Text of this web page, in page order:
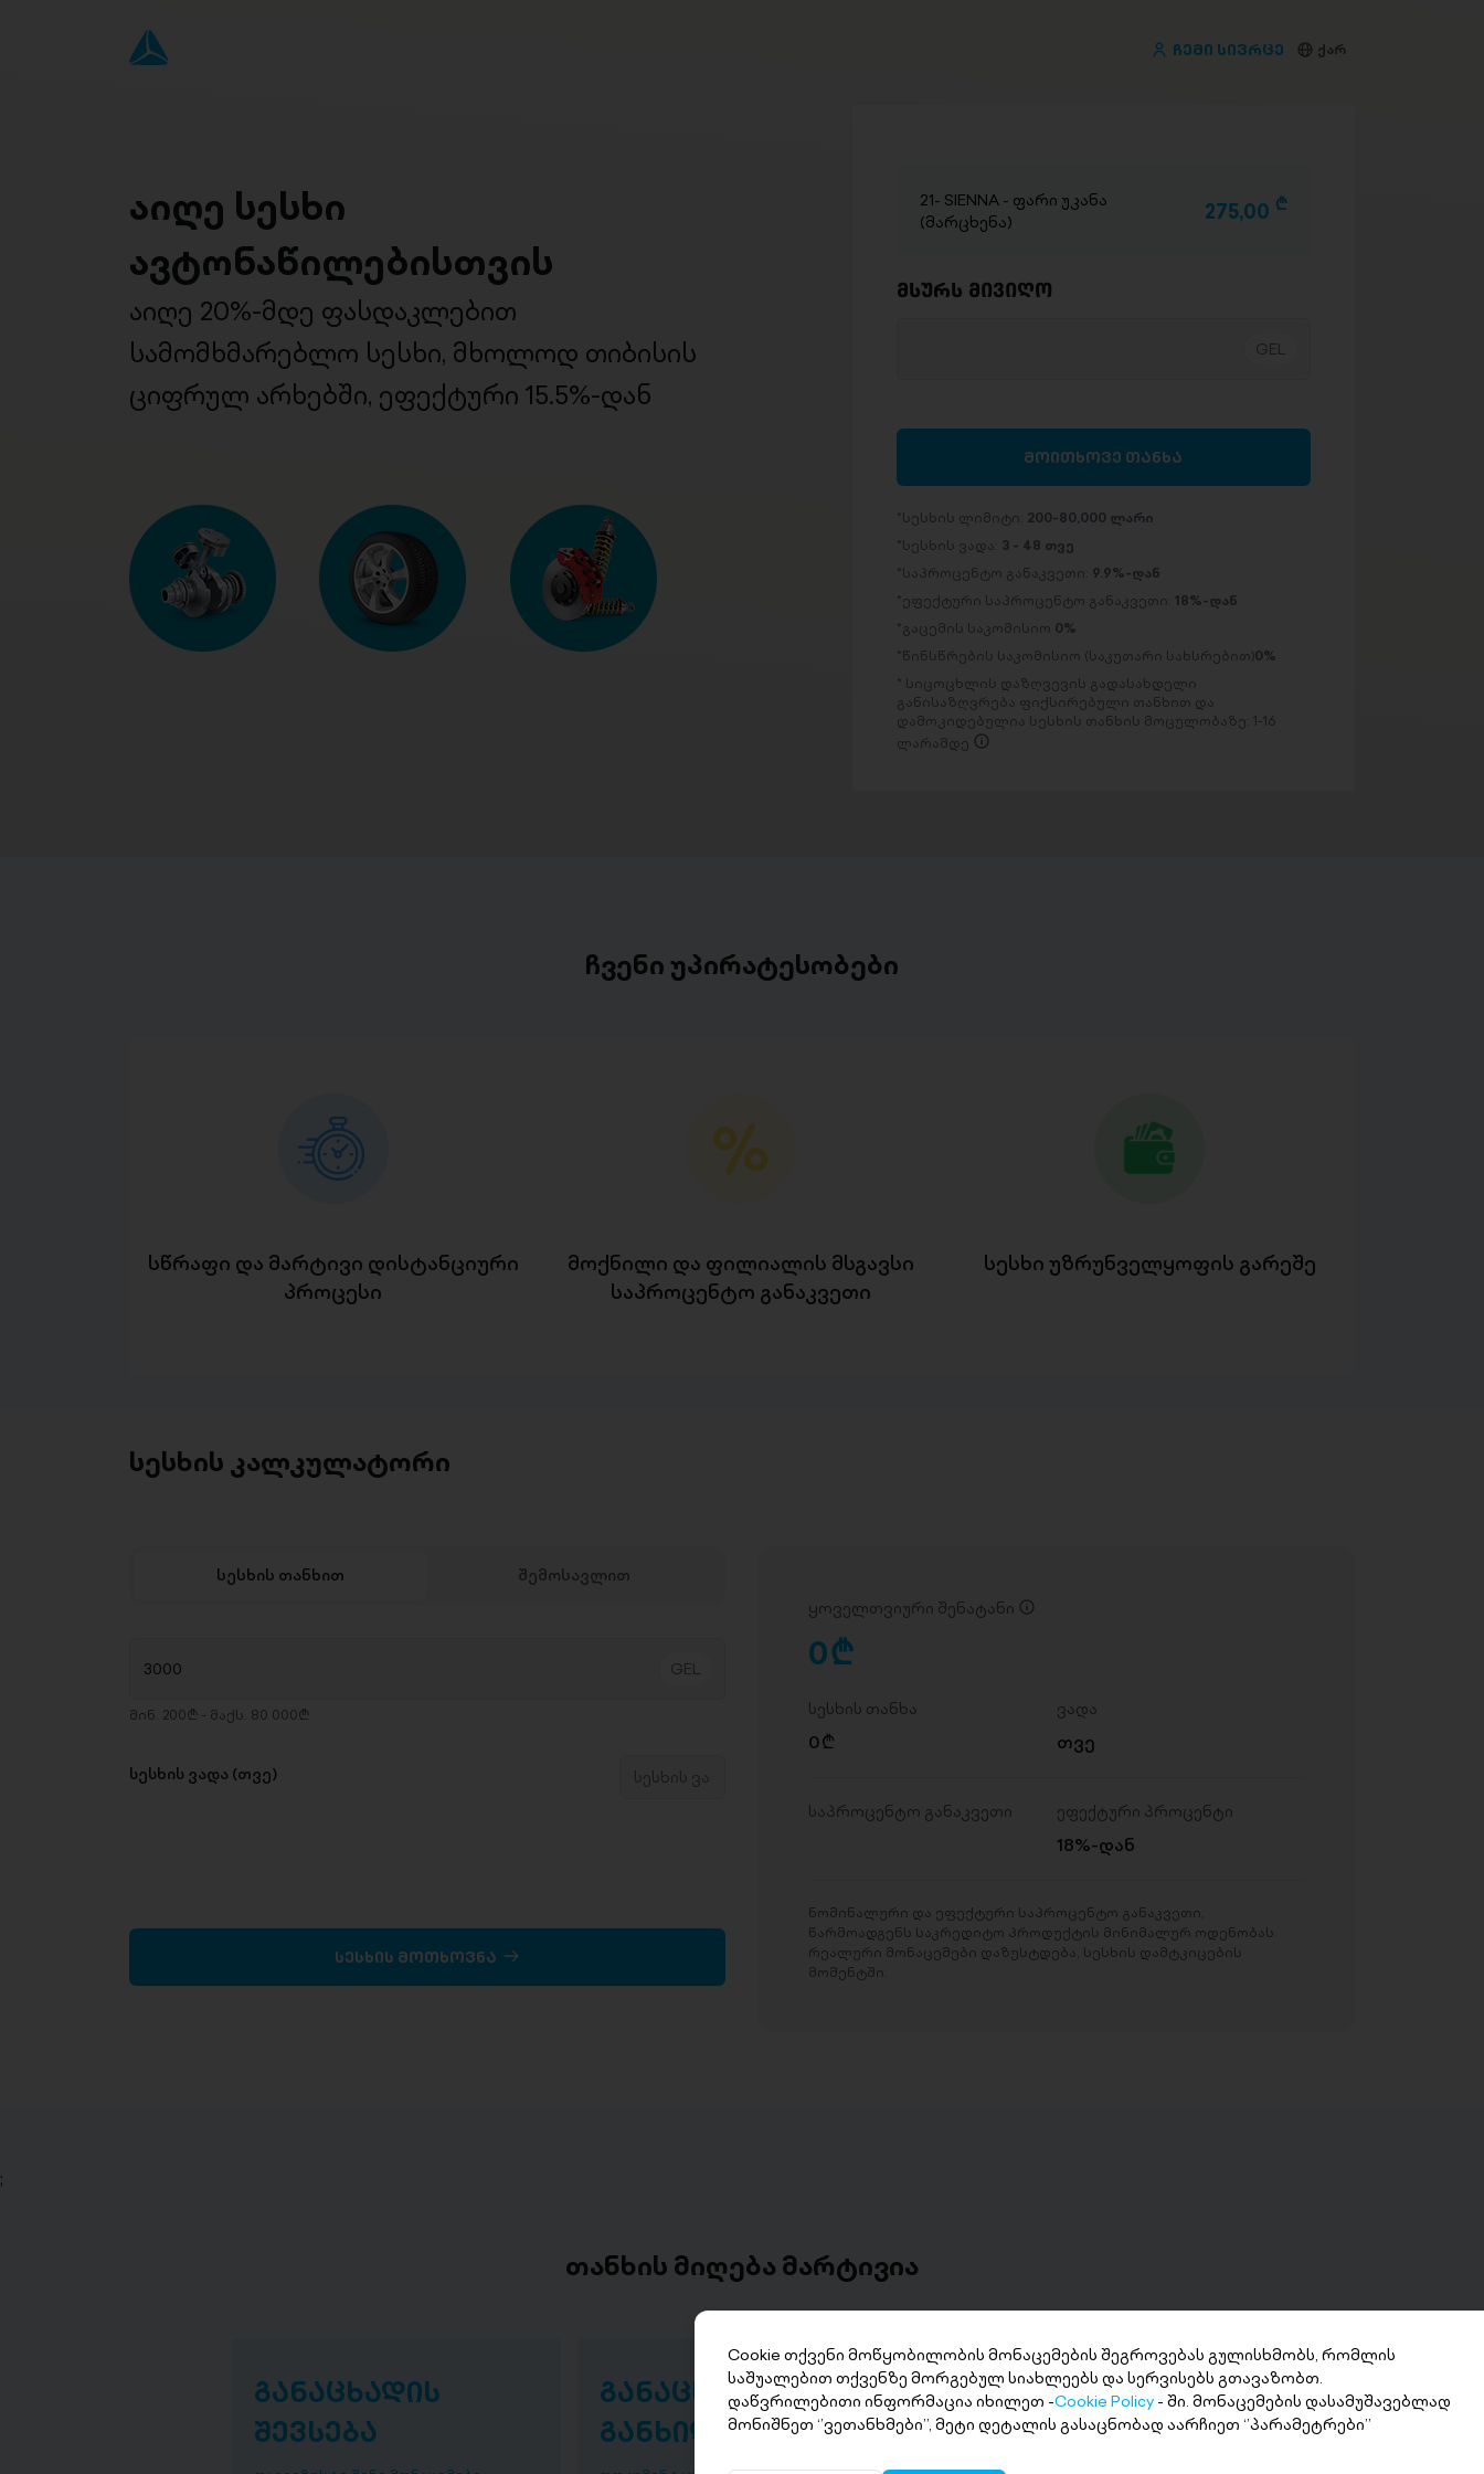
ჩემი სივრცე ქარ
აიღე სესხი
ავტონაწილებისთვის
აიღე 20%-მდე ფასდაკლებით
სამომხმარებლო სესხი, მხოლოდ თიბისის
ციფრულ არხებში, ეფექტური 15.5%-დან
21- SIENNA - ფარი უკანა
(მარცხენა)
275,00 D
მსურს მივიღო
მოითხოვე თანხა
სესხის ლიმიტი: 200-80,000 ლარი
სესხის ვადა: 3 - 48 თვე
საპროცენტო განაკვეთი: 9.9%-დან
ეფექტური საპროცენტო განაკვეთი: 18%-დან
გაცემის საკომისიო 0%
წინსწრების საკომისიო (საკუთარი სახსრებით)0%
სიცოცხლის დაზღვევის გადასახდელი
განისაზღვრება ფიქსირებული თანხით და
დამოკიდებულია სესხის თანხის მოცულობაზე: 1-16
ლარამდე
ჩვენი უპირატესობები
სწრაფი და მარტივი დისტანციური
პროცესი
მოქნილი და ფილიალის მსგავსი
საპროცენტო განაკვეთი
სესხი უზრუნველყოფის გარეშე
სესხის კალკულატორი
სესხის თანხით შემოსავლით
მინ. 200₾ - მაქს. 80 000₾
სესხის ვადა (თვე)
ყოველთვიური შენატანი
0D
სესხის თანხა
0D
ვადა
თვე
საპროცენტო განაკვეთი ეფექტური პროცენტი
18%-დან
ნომინალური და ეფექტური საპროცენტო განაკვეთი,
წარმოადგენს საკრედიტო პროდუქტის მინიმალურ ოდენობას.
რეალური მონაცემები დაზუსტდება, სესხის დამტკიცების
მომენტში.
სესხის მოთხოვნა
;
თანხის მიღება მარტივია
განაცხადის
შევსება
განაცხადის
განხილვა
თანხის მიღება 2
წუთში
Cookie თქვენი მოწყობილობის მონაცემების შეგროვებას გულისხმობს, რომლის
საშუალებით თქვენზე მორგებულ სიახლეებს და სერვისებს გთავაზობთ.
დაწვრილებითი ინფორმაცია იხილეთ -Cookie Policy - ში. მონაცემების დასამუშავებლად
მონიშნეთ ‘’ვეთანხმები’’, მეტი დეტალის გასაცნობად აარჩიეთ ‘’პარამეტრები’’